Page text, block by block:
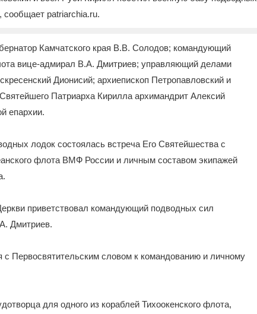
patriarchia.ru.
Камчатского края В.В. Солодов; командующий
вице-адмирал В.А. Дмитриев; управляющий делами
Дионисий; архиепископ Петропавловский и
Патриарха Кирилла архимандрит Алексий
епархии.
лодок состоялась встреча Его Святейшества с
флота ВМФ России и личным составом экипажей
приветствовал командующий подводных сил
Дмитриев.
Первосвятительским словом к командованию и личному
для одного из кораблей Тихоокенского флота,